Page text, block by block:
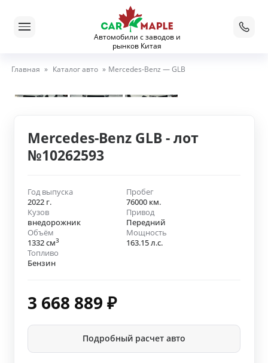
Автомобили с заводов и
рынков Китая
Главная » Каталог авто » Mercedes-Benz — GLB
Mercedes-Benz GLB - лот
№10262593
Год выпуска
2022 г.
Пробег
76000 км.
Кузов
внедорожник
Привод
Передний
Объём
1332 см3
Мощность
163.15 л.с.
Топливо
Бензин
3 668 889 ₽
Подробный расчет авто